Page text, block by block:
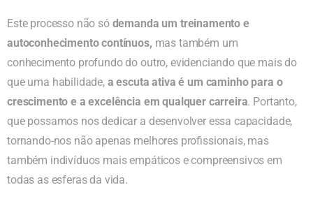
Este processo não só demanda um treinamento e
autoconhecimento contínuos, mas também um
conhecimento profundo do outro, evidenciando que mais do
que uma habilidade, a escuta ativa é um caminho para o
crescimento e a excelência em qualquer carreira. Portanto,
que possamos nos dedicar a desenvolver essa capacidade,
tornando-nos não apenas melhores profissionais, mas
também indivíduos mais empáticos e compreensivos em
todas as esferas da vida.